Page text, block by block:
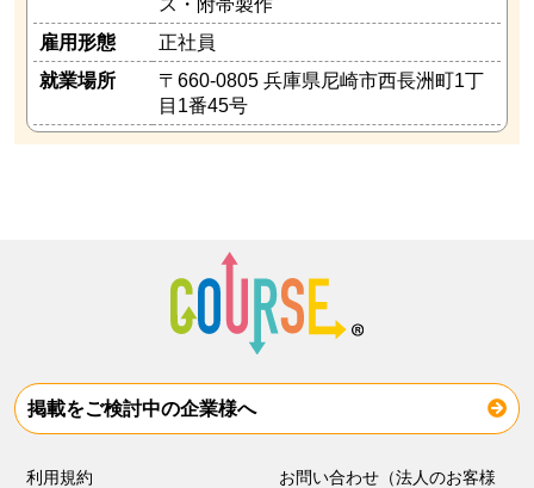
雇用形態
正社員
就業場所
〒660-0805 兵庫県尼崎市西長洲町1丁
目1番45号
掲載をご検討中の企業様へ
利用規約
お問い合わせ（法人のお客様